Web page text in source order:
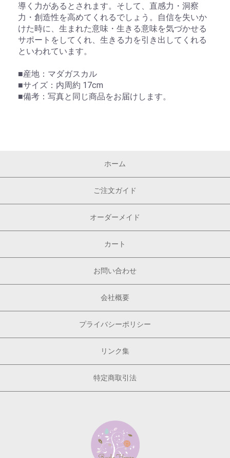
導く力があるとされます。そして、直感力・洞察
力・創造性を高めてくれるでしょう。自信を失いか
けた時に、生まれた意味・生きる意味を気づかせる
サポートをしてくれ、生きる力を引き出してくれる
といわれています。
■産地：マダガスカル
■サイズ：内周約 17cm
■備考：写真と同じ商品をお届けします。
ホーム
ご注文ガイド
オーダーメイド
カート
お問い合わせ
会社概要
プライバシーポリシー
リンク集
特定商取引法